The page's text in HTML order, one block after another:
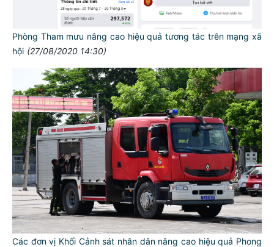
Phòng Tham mưu nâng cao hiệu quả tương tác trên mạng xã
hội (27/08/2020 14:30)
Các đơn vị Khối Cảnh sát nhân dân nâng cao hiệu quả Phong